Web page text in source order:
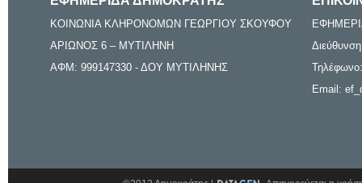
ΚΟΙΝΩΝΙΑ ΚΛΗΡΟΝΟΜΩΝ ΓΕΩΡΓΙΟΥ ΣΚΟΥΦΟΥ
ΑΡΙΩΝΟΣ 6 – ΜΥΤΙΛΗΝΗ
ΑΦΜ: 999147330 - ΔΟΥ ΜΥΤΙΛΗΝΗΣ
Email: